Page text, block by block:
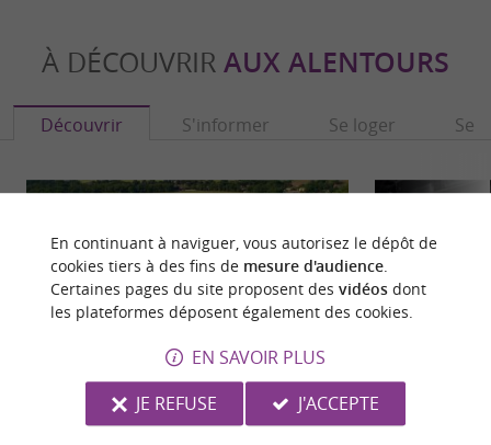
À DÉCOUVRIR AUX ALENTOURS
Découvrir S'informer Se loger Se
Le Labyrinthe du Château de Merville DefiKart
En continuant à naviguer, vous autorisez le dépôt de
cookies tiers à des fins de mesure d'audience.
Certaines pages du site proposent des vidéosdont
les plateformes déposent également des cookies.
EN SAVOIR PLUS
JE REFUSE
J'ACCEPTE